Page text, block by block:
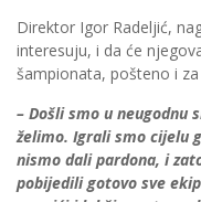
Direktor Igor Radeljić,
interesuju, i da će
šampionata, pošteno i
– Došli smo u neugodnu
želimo. Igrali smo cijelu
nismo dali pardona, i
pobijedili gotovo sve